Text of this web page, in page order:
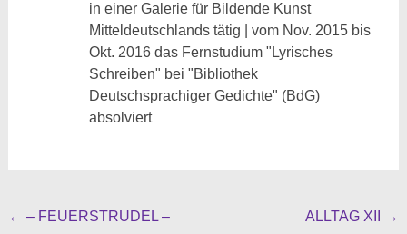
in einer Galerie für Bildende Kunst
Mitteldeutschlands tätig | vom Nov. 2015 bis
Okt. 2016 das Fernstudium "Lyrisches
Schreiben" bei "Bibliothek
Deutschsprachiger Gedichte" (BdG)
absolviert
Beitragsnavigation
← – FEUERSTRUDEL – ALLTAG XII →